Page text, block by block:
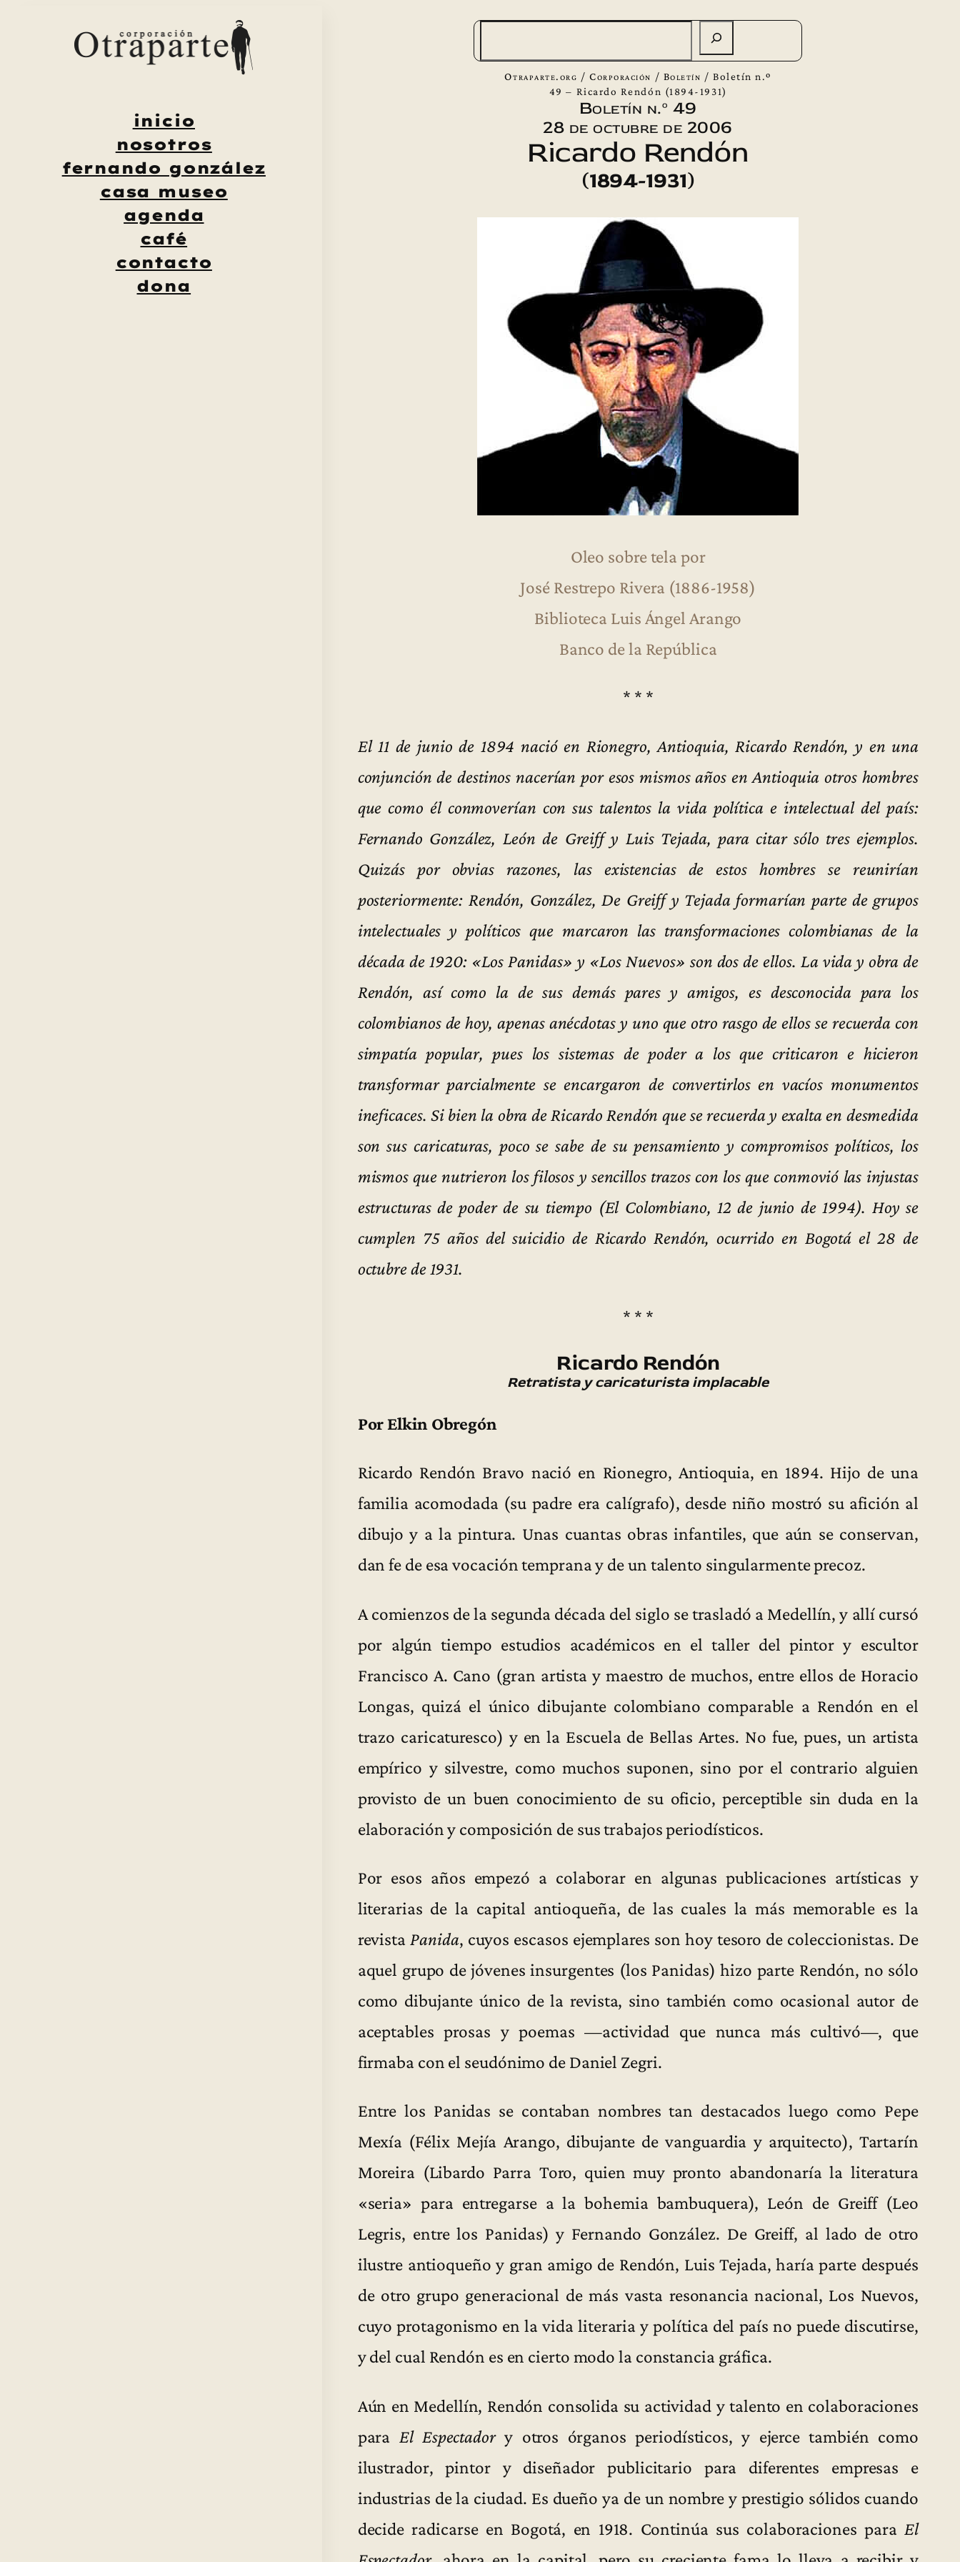
inicio
nosotros
fernando gonzález
casa museo
agenda
café
contacto
dona
Otraparte.org /Corporación / Boletín /Boletín n.º
49 – Ricardo Rendón (1894-1931)
Boletín n.º 49
28 de octubre de 2006
Ricardo Rendón
(1894-1931)
Oleo sobre tela por
José Restrepo Rivera (1886-1958)
Biblioteca Luis Ángel Arango
Banco de la República
* * *
El 11 de junio de 1894 nació en Rionegro, Antioquia, Ricardo Rendón, y en una
conjunción de destinos nacerían por esos mismos años en Antioquia otros hombres
que como él conmoverían con sus talentos la vida política e intelectual del país:
Fernando González, León de Greiff y Luis Tejada, para citar sólo tres ejemplos.
Quizás por obvias razones, las existencias de estos hombres se reunirían
posteriormente: Rendón, González, De Greiff y Tejada formarían parte de grupos
intelectuales y políticos que marcaron las transformaciones colombianas de la
década de 1920: «Los Panidas» y «Los Nuevos» son dos de ellos. La vida y obra de
Rendón, así como la de sus demás pares y amigos, es desconocida para los
colombianos de hoy, apenas anécdotas y uno que otro rasgo de ellos se recuerda con
simpatía popular, pues los sistemas de poder a los que criticaron e hicieron
transformar parcialmente se encargaron de convertirlos en vacíos monumentos
ineficaces. Si bien la obra de Ricardo Rendón que se recuerda y exalta en desmedida
son sus caricaturas, poco se sabe de su pensamiento y compromisos políticos, los
mismos que nutrieron los filosos y sencillos trazos con los que conmovió las injustas
estructuras de poder de su tiempo (El Colombiano, 12 de junio de 1994). Hoy se
cumplen 75 años del suicidio de Ricardo Rendón, ocurrido en Bogotá el 28 de
octubre de 1931.
* * *
Ricardo Rendón
Retratista y caricaturista implacable
Por Elkin Obregón
Ricardo Rendón Bravo nació en Rionegro, Antioquia, en 1894. Hijo de una
familia acomodada (su padre era calígrafo), desde niño mostró su afición al
dibujo y a la pintura. Unas cuantas obras infantiles, que aún se conservan,
dan fe de esa vocación temprana y de un talento singularmente precoz.
A comienzos de la segunda década del siglo se trasladó a Medellín, y allí cursó
por algún tiempo estudios académicos en el taller del pintor y escultor
Francisco A. Cano (gran artista y maestro de muchos, entre ellos de Horacio
Longas, quizá el único dibujante colombiano comparable a Rendón en el
trazo caricaturesco) y en la Escuela de Bellas Artes. No fue, pues, un artista
empírico y silvestre, como muchos suponen, sino por el contrario alguien
provisto de un buen conocimiento de su oficio, perceptible sin duda en la
elaboración y composición de sus trabajos periodísticos.
Por esos años empezó a colaborar en algunas publicaciones artísticas y
literarias de la capital antioqueña, de las cuales la más memorable es la
revista Panida, cuyos escasos ejemplares son hoy tesoro de coleccionistas. De
aquel grupo de jóvenes insurgentes (los Panidas) hizo parte Rendón, no sólo
como dibujante único de la revista, sino también como ocasional autor de
aceptables prosas y poemas —actividad que nunca más cultivó—, que
firmaba con el seudónimo de Daniel Zegri.
Entre los Panidas se contaban nombres tan destacados luego como Pepe
Mexía (Félix Mejía Arango, dibujante de vanguardia y arquitecto), Tartarín
Moreira (Libardo Parra Toro, quien muy pronto abandonaría la literatura
«seria» para entregarse a la bohemia bambuquera), León de Greiff (Leo
Legris, entre los Panidas) y Fernando González. De Greiff, al lado de otro
ilustre antioqueño y gran amigo de Rendón, Luis Tejada, haría parte después
de otro grupo generacional de más vasta resonancia nacional, Los Nuevos,
cuyo protagonismo en la vida literaria y política del país no puede discutirse,
y del cual Rendón es en cierto modo la constancia gráfica.
Aún en Medellín, Rendón consolida su actividad y talento en colaboraciones
para El Espectadory otros órganos periodísticos, y ejerce también como
ilustrador, pintor y diseñador publicitario para diferentes empresas e
industrias de la ciudad. Es dueño ya de un nombre y prestigio sólidos cuando
decide radicarse en Bogotá, en 1918. Continúa sus colaboraciones para El